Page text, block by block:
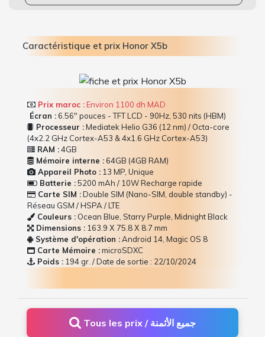
Caractéristique et prix Honor X5b
Prix maroc :Environ 1100 dh MAD
Écran :6.56" pouces - TFT LCD - 90Hz, 530 nits (HBM)
Processeur :Mediatek Helio G36 (12 nm) / Octa-core
(4x2.2 GHz Cortex-A53 & 4x1.6 GHz Cortex-A53)
RAM :4GB
Mémoire interne :64GB (4GB RAM)
Appareil Photo : 13 MP, Unique
Batterie :5200 mAh / 10W Recharge rapide
Carte SIM :Double SIM (Nano-SIM, double standby) -
Réseau GSM / HSPA / LTE
Couleurs : Ocean Blue, Starry Purple, Midnight Black
Dimensions : 163.9 Х 75.8 Х 8.7 mm
Système d'opération :Android 14, Magic OS 8
Carte Mémoire :microSDXC
Poids : 194 gr. / Date de sortie : 22/10/2024
Tous les prix / جميع الأثمنة